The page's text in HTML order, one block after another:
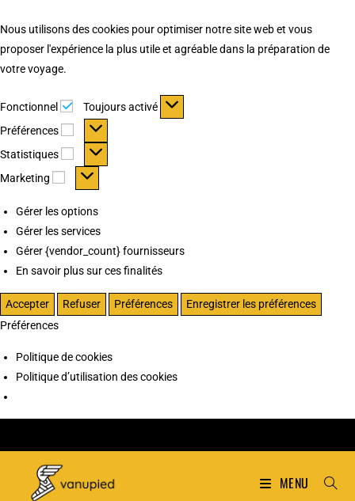
Nous utilisons des cookies pour optimiser notre site web et vous
proposer l'expérience la plus utile et agréable dans la préparation de
votre voyage.
Fonctionnel Fonctionnel
Toujours activé
Préférences
Préférences
Statistiques Statistiques
Marketing Marketing
Gérer les options
Gérer les services
Gérer {vendor_count} fournisseurs
En savoir plus sur ces finalités
Accepter Refuser Préférences
Enregistrer les préférences
Préférences
Politique de cookies
Politique d’utilisation des cookies
MENU